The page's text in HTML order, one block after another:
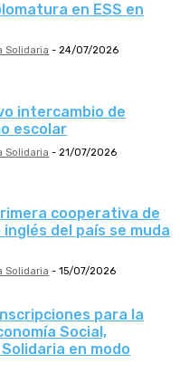
en ESS en
Solidaria - 24/07/2026
intercambio de
escolar
Solidaria - 21/07/2026
cooperativa de
del país se muda
Solidaria - 15/07/2026
para la
Social,
en modo